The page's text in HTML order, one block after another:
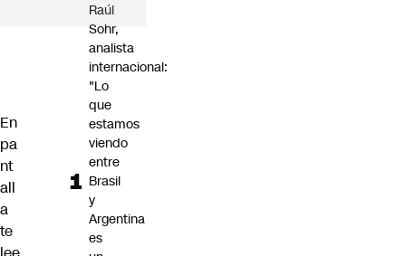
En
pa
nt
all
a
te
Raúl
Sohr,
analista
internacional:
"Lo
que
estamos
viendo
entre
Brasil
y
Argentina
es